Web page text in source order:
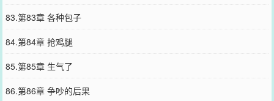
83.第83章 各种包子
84.第84章 抢鸡腿
85.第85章 生气了
86.第86章 争吵的后果